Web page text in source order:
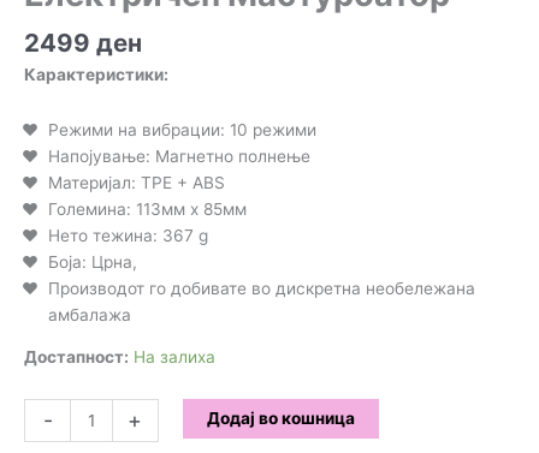
2499 ден
Карактеристики:
Режими на вибрации: 10 режими
Напојување: Магнетно полнење
Материјал: TPE + ABS
Големина: 113мм x 85мм
Нето тежина: 367 g
Боја: Црна,
Производот го добивате во дискретна необележана
амбалажа
Достапност: На залиха
-
Електричен
Мастурбатор
+ Додај во кошница